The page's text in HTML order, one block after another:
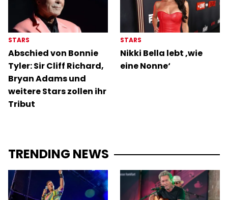
STARS
Abschied von Bonnie
Tyler: Sir Cliff Richard,
Bryan Adams und
weitere Stars zollen ihr
Tribut
STARS
Nikki Bella lebt ‚wie
eine Nonne‘
TRENDING NEWS